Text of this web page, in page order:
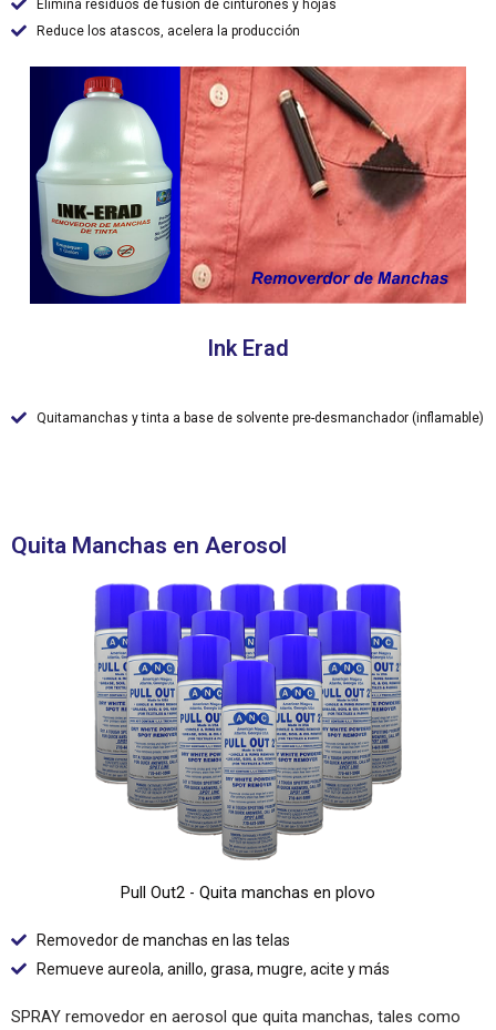
Elimina residuos de fusión de cinturones y hojas
Reduce los atascos, acelera la producción
Ink Erad
Quitamanchas y tinta a base de solvente pre-desmanchador (inflamable)
Quita Manchas en Aerosol
Pull Out2 - Quita manchas en plovo
Removedor de manchas en las telas
Remueve aureola, anillo, grasa, mugre, acite y más
SPRAY removedor en aerosol que quita manchas, tales como